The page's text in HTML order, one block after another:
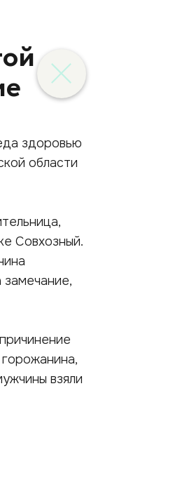
здоровью
области
Совхозный.
взяли